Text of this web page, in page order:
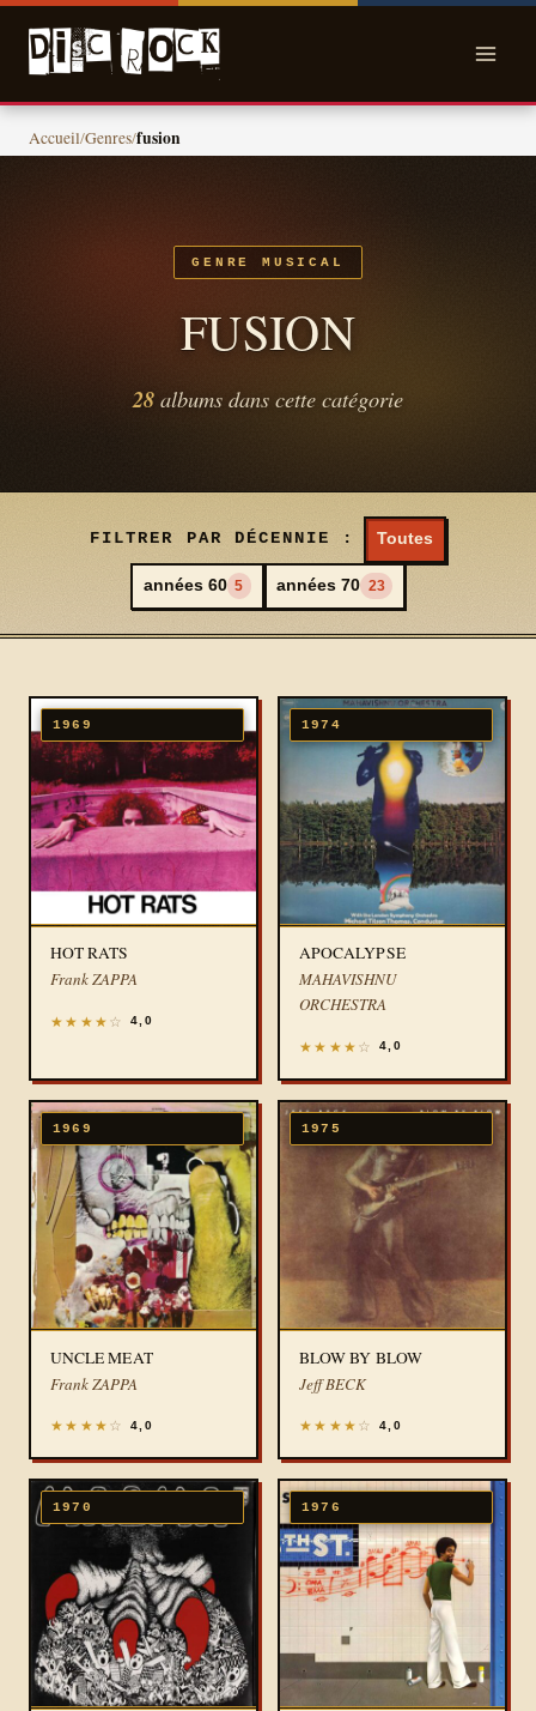
Skip
Accueil/Genres/fusion
GENRE MUSICAL
FUSION
28 albums dans cette catégorie
FILTRER PAR DÉCENNIE : Toutes
années 60 5 années 70 23
1969
HOT RATS
Frank ZAPPA
★ ★ ★ ★ ☆ 4,0
1974
APOCALYPSE
MAHAVISHNU
ORCHESTRA
★ ★ ★ ★ ☆ 4,0
1969
UNCLE MEAT
Frank ZAPPA
★ ★ ★ ★ ☆ 4,0
1975
BLOW BY BLOW
Jeff BECK
★ ★ ★ ★ ☆ 4,0
1970 1976